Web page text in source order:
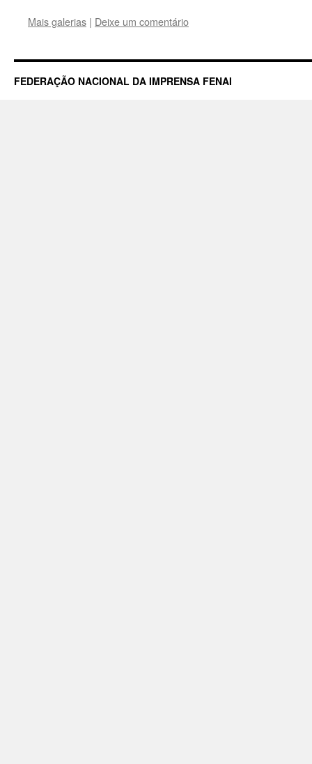
Mais galerias | Deixe um comentário
FEDERAÇÃO NACIONAL DA IMPRENSA FENAI